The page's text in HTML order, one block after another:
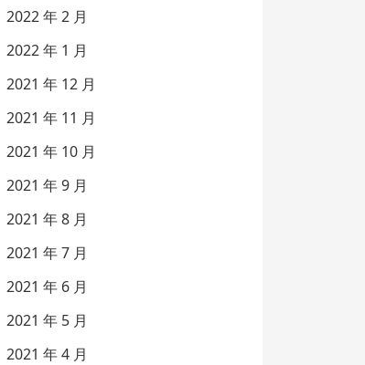
2022 年 2 月
2022 年 1 月
2021 年 12 月
2021 年 11 月
2021 年 10 月
2021 年 9 月
2021 年 8 月
2021 年 7 月
2021 年 6 月
2021 年 5 月
2021 年 4 月